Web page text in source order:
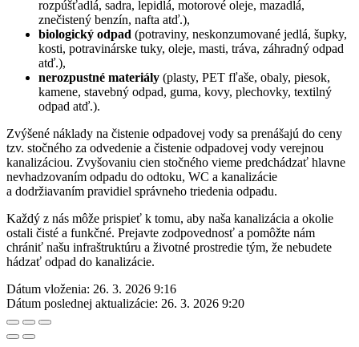
rozpúšťadlá, sadra, lepidlá, motorové oleje, mazadlá,
znečistený benzín, nafta atď.),
biologický odpad (potraviny, neskonzumované jedlá, šupky,
kosti, potravinárske tuky, oleje, masti, tráva, záhradný odpad
atď.),
nerozpustné materiály (plasty, PET fľaše, obaly, piesok,
kamene, stavebný odpad, guma, kovy, plechovky, textilný
odpad atď.).
Zvýšené náklady na čistenie odpadovej vody sa prenášajú do ceny
tzv. stočného za odvedenie a čistenie odpadovej vody verejnou
kanalizáciou. Zvyšovaniu cien stočného vieme predchádzať hlavne
nevhadzovaním odpadu do odtoku, WC a kanalizácie
a dodržiavaním pravidiel správneho triedenia odpadu.
Každý z nás môže prispieť k tomu, aby naša kanalizácia a okolie
ostali čisté a funkčné. Prejavte zodpovednosť a pomôžte nám
chrániť našu infraštruktúru a životné prostredie tým, že nebudete
hádzať odpad do kanalizácie.
Dátum vloženia: 26. 3. 2026 9:16
Dátum poslednej aktualizácie: 26. 3. 2026 9:20